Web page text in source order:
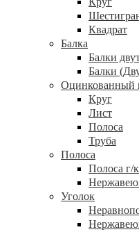
Квадрат
Балка
Балки
Балки
Оцинкованный
Круг
Лист
Полоса
Труба
Полоса
Полоса г/к
Уголок